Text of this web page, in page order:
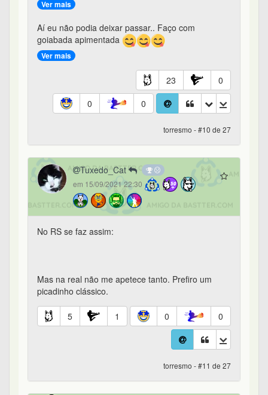
Ver mais
Aí eu não podia deixar passar.. Faço com
goiabada apimentada
Ver mais
23
0
0
0
torresmo - #10 de 27
Tuxedo_Cat
em 15/09/2021 22:30
No RS se faz assim:
Mas na real não me apetece tanto. Prefiro um
picadinho clássico.
5 1 0 0
torresmo - #11 de 27